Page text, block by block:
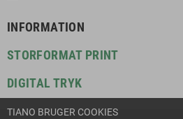
INFORMATION
STORFORMAT PRINT
DIGITAL TRYK
TIANO BRUGER COOKIES